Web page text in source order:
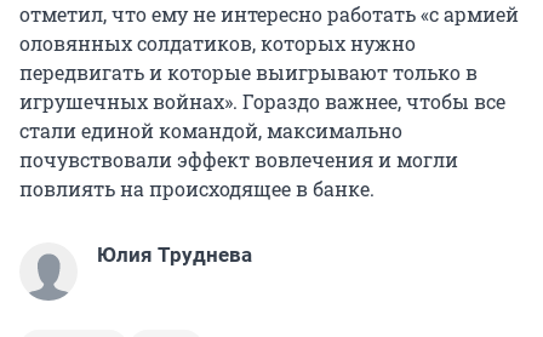
отметил, что ему не интересно работать «с армией
оловянных солдатиков, которых нужно
передвигать и которые выигрывают только в
игрушечных войнах». Гораздо важнее, чтобы все
стали единой командой, максимально
почувствовали эффект вовлечения и могли
повлиять на происходящее в банке.
Юлия Труднева